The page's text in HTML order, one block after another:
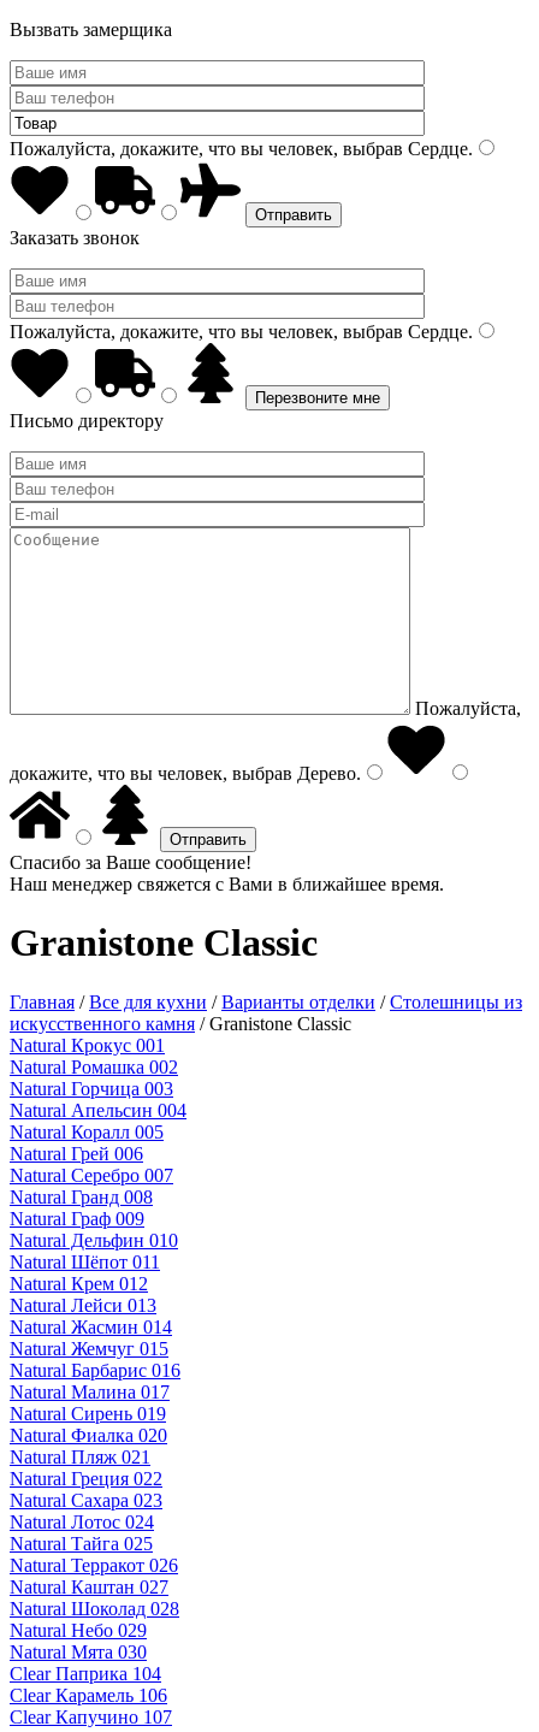
Вызвать замерщика
Пожалуйста, докажите, что вы человек, выбрав Сердце.
Заказать звонок
Пожалуйста, докажите, что вы человек, выбрав Сердце.
Письмо директору
Пожалуйста,
докажите, что вы человек, выбрав Дерево.
Спасибо за Ваше сообщение!
Наш менеджер свяжется с Вами в ближайшее время.
Granistone Classic
Главная /Все для кухни /Варианты отделки /Столешницы из
искусственного камня /Granistone Classic
Natural Крокус 001
Natural Ромашка 002
Natural Горчица 003
Natural Апельсин 004
Natural Коралл 005
Natural Грей 006
Natural Серебро 007
Natural Гранд 008
Natural Граф 009
Natural Дельфин 010
Natural Шёпот 011
Natural Крем 012
Natural Лейси 013
Natural Жасмин 014
Natural Жемчуг 015
Natural Барбарис 016
Natural Малина 017
Natural Сирень 019
Natural Фиалка 020
Natural Пляж 021
Natural Греция 022
Natural Сахара 023
Natural Лотос 024
Natural Тайга 025
Natural Терракот 026
Natural Каштан 027
Natural Шоколад 028
Natural Небо 029
Natural Мята 030
Clear Паприка 104
Clear Карамель 106
Clear Капучино 107